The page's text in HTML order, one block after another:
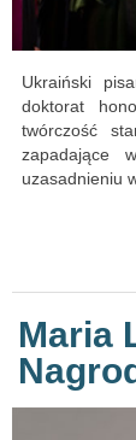
Ukraiński
doktorat
twórczość
zapadające
uzasadnieniu
Maria